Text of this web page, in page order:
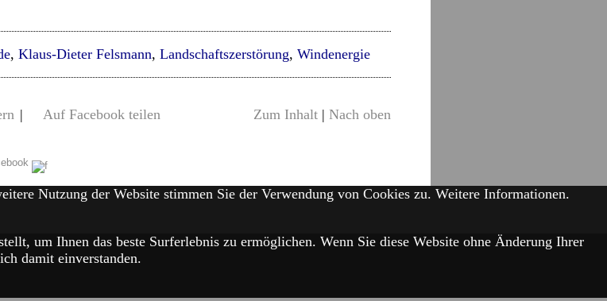
, Klaus-Dieter Felsmann, Landschaftszerstörung, Windenergie
| Auf Facebook teilen Zum Inhalt | Nach oben
Nutzung der Website stimmen Sie der Verwendung von Cookies zu. Weitere Informationen.
um Ihnen das beste Surferlebnis zu ermöglichen. Wenn Sie diese Website ohne Änderung Ihrer
damit einverstanden.